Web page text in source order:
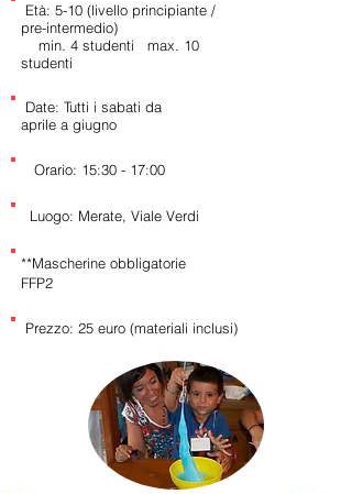
Età: 5-10 (livello principiante /
pre-intermedio)
min. 4 studenti max. 10
studenti
Date: Tutti i sabati da
aprile a giugno
Orario: 15:30 - 17:00
Luogo: Merate, Viale Verdi
**Mascherine obbligatorie
FFP2
Prezzo: 25 euro (materiali inclusi)